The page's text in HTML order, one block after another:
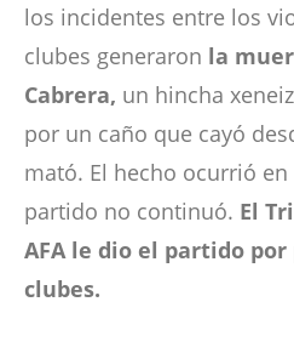
los incidentes entre los
clubes generaron la
Cabrera, un hincha
por un caño que cayó
mató. El hecho ocurrió
partido no continuó. El
AFA le dio el partido
clubes.